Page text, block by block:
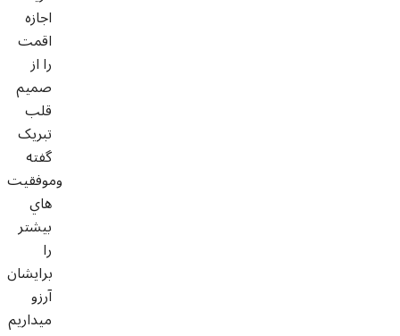
اجازه
اقمت
را از
صميم
قلب
تبريک
گفته
وموفقيت
هاي
بيشتر
را
برايشان
آرزو
ميداريم